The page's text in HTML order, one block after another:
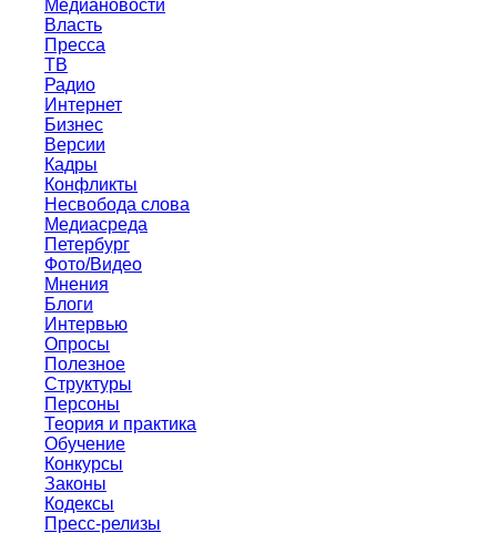
Медиановости
Власть
Пресса
ТВ
Радио
Интернет
Бизнес
Версии
Кадры
Конфликты
Несвобода слова
Медиасреда
Петербург
Фото/Видео
Мнения
Блоги
Интервью
Опросы
Полезное
Структуры
Персоны
Теория и практика
Обучение
Конкурсы
Законы
Кодексы
Пресс-релизы